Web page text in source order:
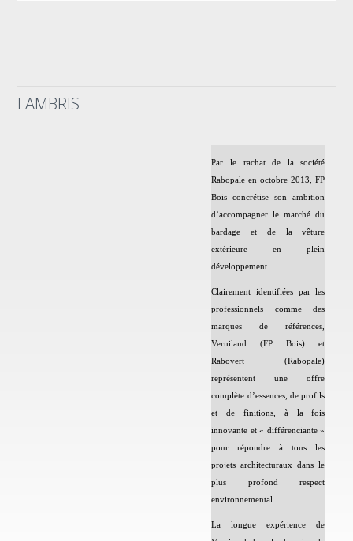
LAMBRIS
Par le rachat de la société
Rabopale en octobre 2013, FP
Bois concrétise son ambition
d’accompagner le marché du
bardage et de la vêture
extérieure en plein
développement.
Clairement identifiées par les
professionnels comme des
marques de références,
Verniland (FP Bois) et
Rabovert (Rabopale)
représentent une offre
complète d’essences, de profils
et de finitions, à la fois
innovante et « différenciante »
pour répondre à tous les
projets architecturaux dans le
plus profond respect
environnemental.
La longue expérience de